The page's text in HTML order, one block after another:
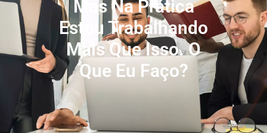
Mas Na Prática
Estou Trabalhando
Mais Que Isso. O
Que Eu Faço?